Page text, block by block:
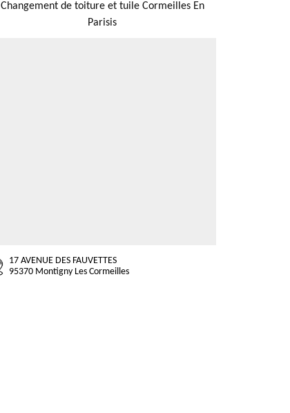
Changement de toiture et tuile Cormeilles En
Parisis
17 AVENUE DES FAUVETTES
95370 Montigny Les Cormeilles